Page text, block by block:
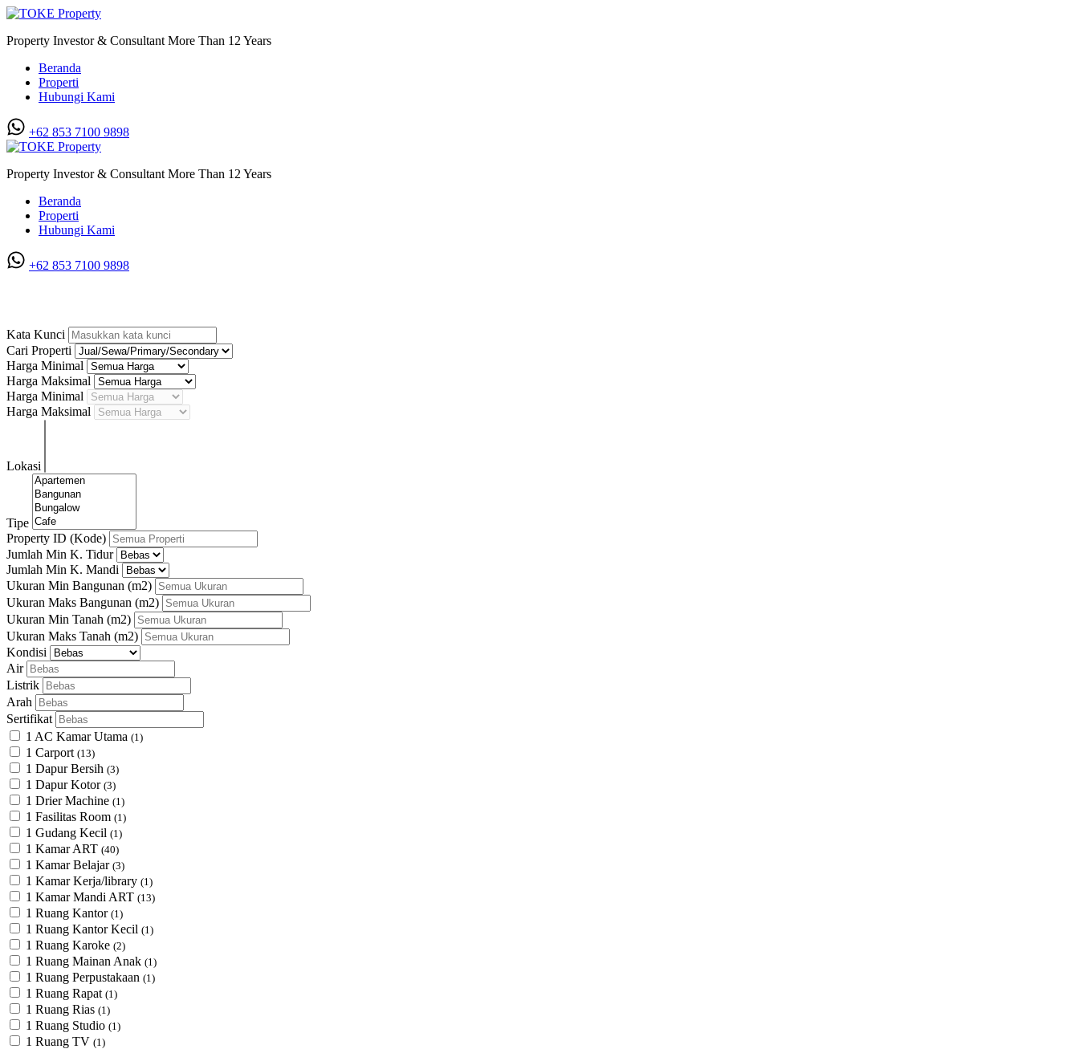
Property Investor & Consultant More Than 12 Years
Beranda
Properti
Hubungi Kami
+62 853 7100 9898‬
Property Investor & Consultant More Than 12 Years
Beranda
Properti
Hubungi Kami
+62 853 7100 9898‬
Kata Kunci
Cari Properti
Harga Minimal
Harga Maksimal
Harga Minimal
Harga Maksimal
Lokasi
Tipe
Property ID (Kode)
Jumlah Min K. Tidur
Jumlah Min K. Mandi
Ukuran Min Bangunan (m2)
Ukuran Maks Bangunan (m2)
Ukuran Min Tanah (m2)
Ukuran Maks Tanah (m2)
Kondisi
Air
Listrik
Arah
Sertifikat
1 AC Kamar Utama (1)
1 Carport (13)
1 Dapur Bersih (3)
1 Dapur Kotor (3)
1 Drier Machine (1)
1 Fasilitas Room (1)
1 Gudang Kecil (1)
1 Kamar ART (40)
1 Kamar Belajar (3)
1 Kamar Kerja/library (1)
1 Kamar Mandi ART (13)
1 Ruang Kantor (1)
1 Ruang Kantor Kecil (1)
1 Ruang Karoke (2)
1 Ruang Mainan Anak (1)
1 Ruang Perpustakaan (1)
1 Ruang Rapat (1)
1 Ruang Rias (1)
1 Ruang Studio (1)
1 Ruang TV (1)